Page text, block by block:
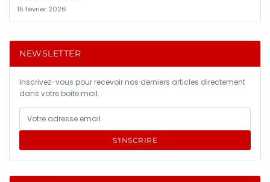
15 février 2026
NEWSLETTER
Inscrivez-vous pour recevoir nos derniers articles directement
dans votre boîte mail.
S'INSCRIRE